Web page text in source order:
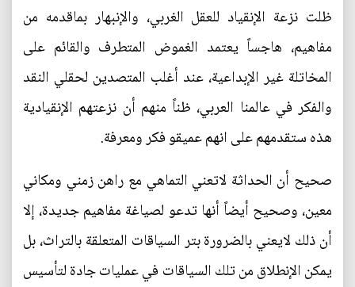
ظلت نزعة الإنقياد للعقل الغربي، والإنبهار بماقدمه من
مفاهيم، هاجساً يعتمد الغموض المتطرف والقائم على
المخاتلة غير الإبداعية، عند أغلب المتصدين لحقلي النقد
والفكر في عالمنا العربي، ظناً منهم أن نزعتهم الإنقيادية
هذه ستقدمهم على انهم عميقو فكر ومعرفة.
صحيح أن الحداثة لاتعني التماهي مع راهن زمني ومكاني
معين، وصحيح أيضاً أنها تدعو لصياغة مفاهيم جديدة، إلا
أن ذلك لايعني بالضرورة بتر السياقات المتعلقة بالتراث، بل
يمكن الإنطلاق من تلك السياقات في عمليات جادة لتأسيس